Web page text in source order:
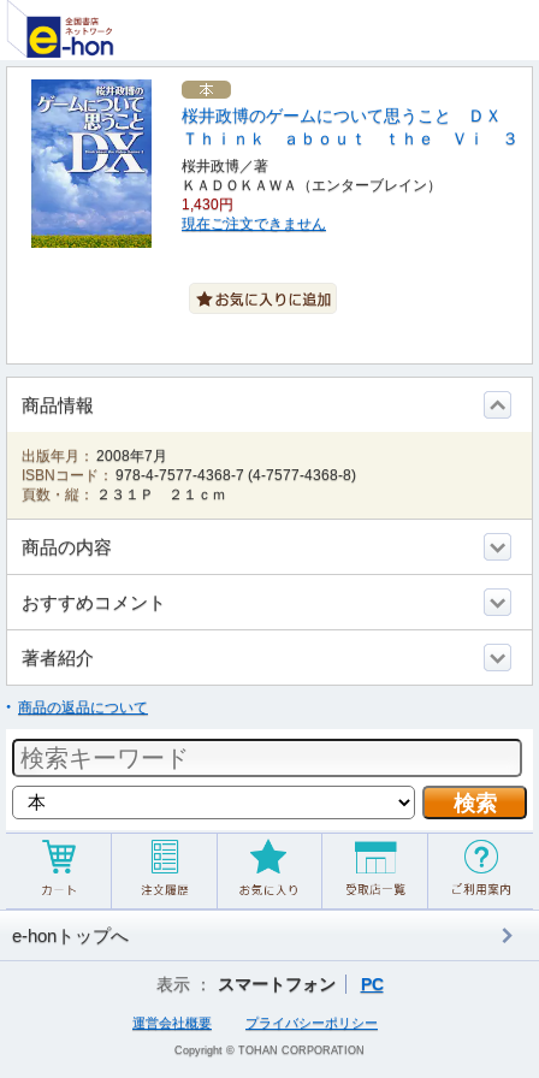
桜井政博のゲームについて思うこと ＤＸ
Ｔｈｉｎｋ ａｂｏｕｔ ｔｈｅ Ｖｉ ３
桜井政博／著
ＫＡＤＯＫＡＷＡ（エンターブレイン）
1,430円
現在ご注文できません
商品情報
出版年月： 2008年7月
ISBNコード： 978-4-7577-4368-7 (4-7577-4368-8)
頁数・縦：
２３１Ｐ ２１ｃｍ
商品の内容
おすすめコメント
著者紹介
商品の返品について
e-honトップへ
表示 ： スマートフォン PC
運営会社概要 プライバシーポリシー
Copyright © TOHAN CORPORATION